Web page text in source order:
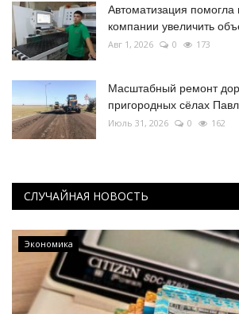
Автоматизация помогла
компании увеличить
Авг 1, 2026 0 173
Масштабный ремонт
пригородных сёлах
Июль 31, 2026 0 162
СЛУЧАЙНАЯ НОВОСТЬ
Экономика